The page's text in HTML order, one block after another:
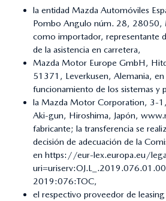
la entidad Mazda Automóviles
Pombo Angulo núm. 28, 28050,
como importador, representante
de la asistencia en carretera,
Mazda Motor Europe GmbH,
51371, Leverkusen, Alemania,
funcionamiento de los sistemas y
la Mazda Motor Corporation, 3-
Aki-gun, Hiroshima, Japón,
fabricante; la transferencia se
decisión de adecuación de la
en https://eur-lex.europa.eu/
2019:076:TOC,
el respectivo proveedor de